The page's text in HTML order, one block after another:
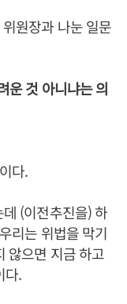
원장과 나눈 일문
운 것 아니냐는 의
다.
(이전추진을) 하
리는 위법을 막기
않으면 지금 하고
다.